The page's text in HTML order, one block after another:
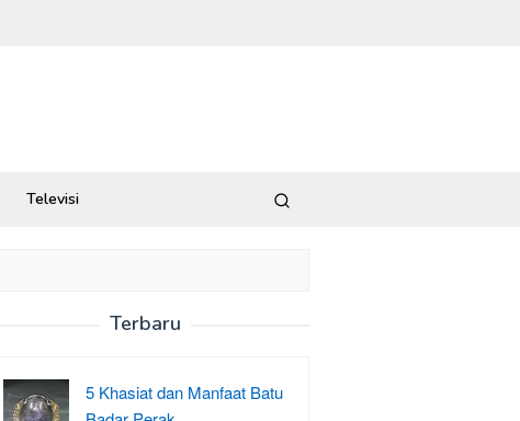
Televisi
Terbaru
5 Khasiat dan Manfaat Batu